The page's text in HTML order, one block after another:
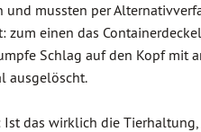
und mussten per
einen das
Schlag auf den Kopf mit
ausgelöscht.
das wirklich die